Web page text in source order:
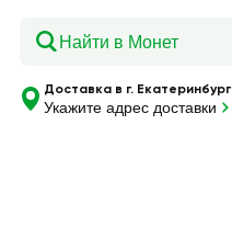
Доставка в г. Екатеринбург
Укажите адрес доставки